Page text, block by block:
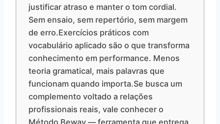
justificar atraso e manter o tom cordial.
Sem ensaio, sem repertório, sem margem
de erro.Exercícios práticos com
vocabulário aplicado são o que transforma
conhecimento em performance. Menos
teoria gramatical, mais palavras que
funcionam quando importa.Se busca um
complemento voltado a relações
profissionais reais, vale conhecer o